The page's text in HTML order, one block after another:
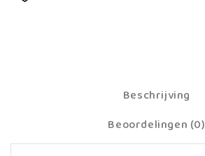
Beschrijving
Beoordelingen (0)